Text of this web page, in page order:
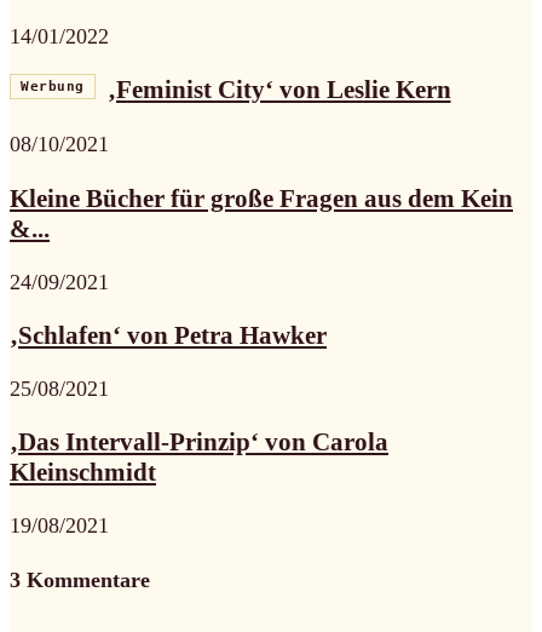
14/01/2022
Werbung ‚Feminist City‘ von Leslie Kern
08/10/2021
Kleine Bücher für große Fragen aus dem Kein
&...
24/09/2021
‚Schlafen‘ von Petra Hawker
25/08/2021
‚Das Intervall-Prinzip‘ von Carola
Kleinschmidt
19/08/2021
3 Kommentare